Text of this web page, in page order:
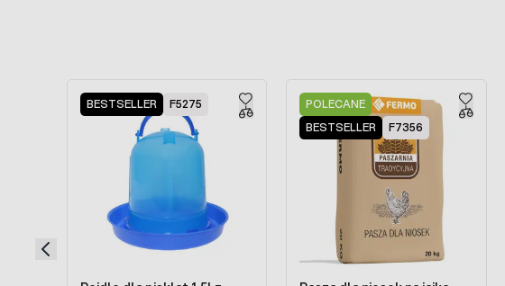
BESTSELLER F5275
POLECANE
BESTSELLER
F7356